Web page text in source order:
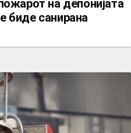
на депонијата
биде санирана